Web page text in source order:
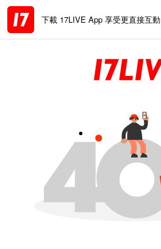
下載 17LIVE App 享受更直接互動